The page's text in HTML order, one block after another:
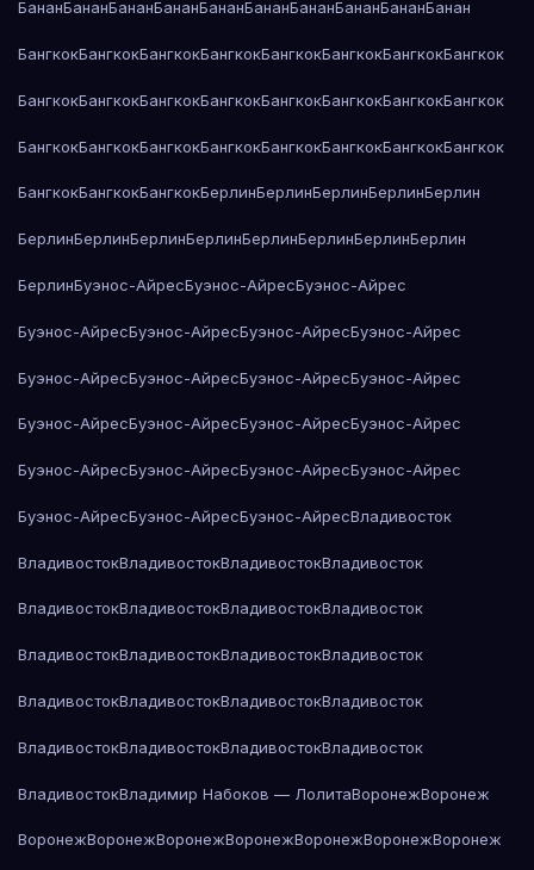
БананБананБананБананБананБананБананБананБананБанан
БангкокБангкокБангкокБангкокБангкокБангкокБангкокБангкок
БангкокБангкокБангкокБангкокБангкокБангкокБангкокБангкок
БангкокБангкокБангкокБангкокБангкокБангкокБангкокБангкок
БангкокБангкокБангкокБерлинБерлинБерлинБерлинБерлин
БерлинБерлинБерлинБерлинБерлинБерлинБерлинБерлин
БерлинБуэнос-АйресБуэнос-АйресБуэнос-Айрес
Буэнос-АйресБуэнос-АйресБуэнос-АйресБуэнос-Айрес
Буэнос-АйресБуэнос-АйресБуэнос-АйресБуэнос-Айрес
Буэнос-АйресБуэнос-АйресБуэнос-АйресБуэнос-Айрес
Буэнос-АйресБуэнос-АйресБуэнос-АйресБуэнос-Айрес
Буэнос-АйресБуэнос-АйресБуэнос-АйресВладивосток
ВладивостокВладивостокВладивостокВладивосток
ВладивостокВладивостокВладивостокВладивосток
ВладивостокВладивостокВладивостокВладивосток
ВладивостокВладивостокВладивостокВладивосток
ВладивостокВладивостокВладивостокВладивосток
ВладивостокВладимир Набоков — ЛолитаВоронежВоронеж
ВоронежВоронежВоронежВоронежВоронежВоронежВоронеж